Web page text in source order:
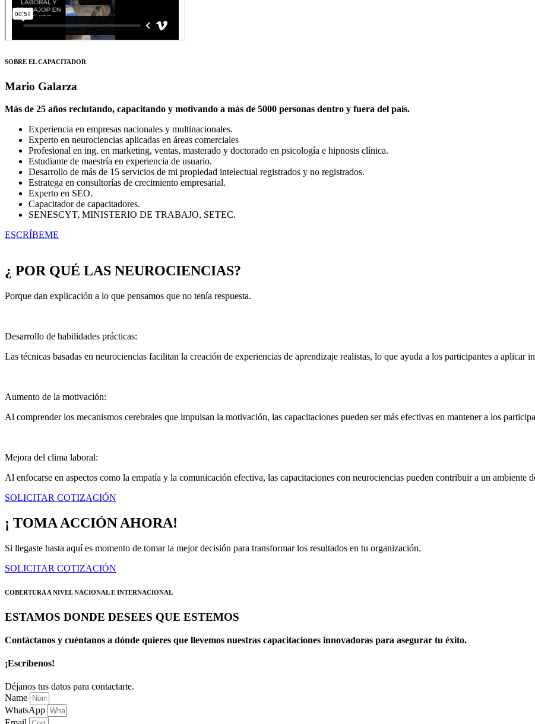
SOBRE EL CAPACITADOR
Mario Galarza
Más de 25 años reclutando, capacitando y motivando a más de 5000 personas dentro y fuera del país.
Experiencia en empresas nacionales y multinacionales.
Experto en neurociencias aplicadas en áreas comerciales
Profesional en ing. en marketing, ventas, masterado y doctorado en psicología e hipnosis clínica.
Estudiante de maestría en experiencia de usuario.
Desarrollo de más de 15 servicios de mi propiedad intelectual registrados y no registrados.
Estratega en consultorías de crecimiento empresarial.
Experto en SEO.
Capacitador de capacitadores.
SENESCYT, MINISTERIO DE TRABAJO, SETEC.
ESCRÍBEME
¿ POR QUÉ LAS NEUROCIENCIAS?
Porque dan explicación a lo que pensamos que no tenía respuesta.
Desarrollo de habilidades prácticas:
Las técnicas basadas en neurociencias facilitan la creación de experiencias de aprendizaje realistas, lo que ayuda a los participantes a aplicar
Aumento de la motivación:
Al comprender los mecanismos cerebrales que impulsan la motivación, las capacitaciones pueden ser más efectivas en mantener a los
Mejora del clima laboral:
Al enfocarse en aspectos como la empatía y la comunicación efectiva, las capacitaciones con neurociencias pueden contribuir a un ambiente
SOLICITAR COTIZACIÓN
¡ TOMA ACCIÓN AHORA!
Si llegaste hasta aquí es momento de tomar la mejor decisión para transformar los resultados en tu organización.
SOLICITAR COTIZACIÓN
COBERTURA A NIVEL NACIONAL E INTERNACIONAL
ESTAMOS DONDE DESEES QUE ESTEMOS
Contáctanos y cuéntanos a dónde quieres que llevemos nuestras capacitaciones innovadoras para asegurar tu éxito.
¡Escríbenos!
Déjanos tus datos para contactarte.
Name
WhatsApp